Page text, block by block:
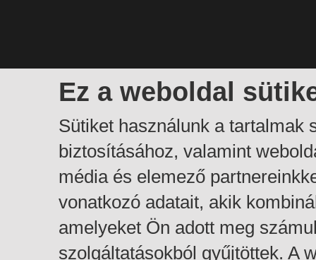
Ez a weboldal
Sütiket használunk a tartalmak
biztosításához, valamint
média és elemező
vonatkozó adatait, akik
amelyeket Ön adott meg
szolgáltatásokból gyűjtöttek. A